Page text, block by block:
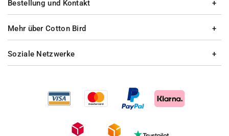
Bestellung und Kontakt
Mehr über Cotton Bird
Soziale Netzwerke